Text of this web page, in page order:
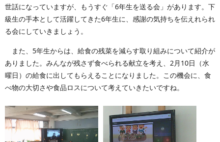
世話になっていますが、もうすぐ「6年生を送る会」があります。下
級生の手本として活躍してきた6年生に、感謝の気持ちを伝えれられ
る会にしていきましょう。
また、5年生からは、給食の残菜を減らす取り組みについて紹介が
ありました。みんなが残さず食べられる献立を考え、2月10日（水
曜日）の給食に出してもらえることになりました。この機会に、食
べ物の大切さや食品ロスについて考えていきたいですね。